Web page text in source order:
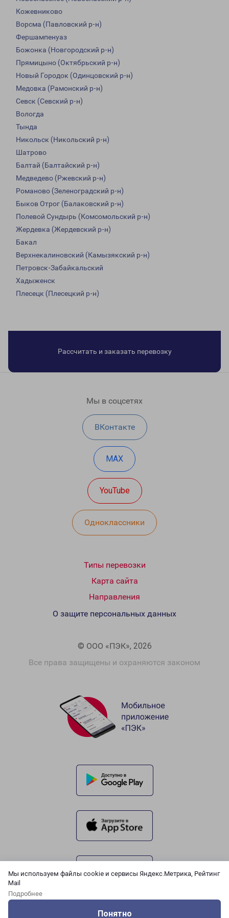
Мы используем файлы cookie и сервисы Яндекс.Метрика, Рейтинг
Mail
Подробнее
Понятно
Кожевниково
Ворсма (Павловский р-н)
Фершампенуаз
Божонка (Новгородский р-н)
Прямицыно (Октябрьский р-н)
Новый Городок (Одинцовский р-н)
Медовка (Рамонский р-н)
Севск (Севский р-н)
Вологда
Тында
Никольск (Никольский р-н)
Шатрово
Балтай (Балтайский р-н)
Медведево (Ржевский р-н)
Романово (Зеленоградский р-н)
Быков Отрог (Балаковский р-н)
Полевой Сундырь (Комсомольский р-н)
Жердевка (Жердевский р-н)
Бакал
Верхнекалиновский (Камызякский р-н)
Петровск-Забайкальский
Хадыженск
Плесецк (Плесецкий р-н)
Рассчитать и заказать перевозку
Мы в соцсетях
ВКонтакте
MAX
YouTube
Одноклассники
Типы перевозки
Карта сайта
Направления
© ООО «ПЭК», 2026
Все права защищены и охраняются законом
О защите персональных данных